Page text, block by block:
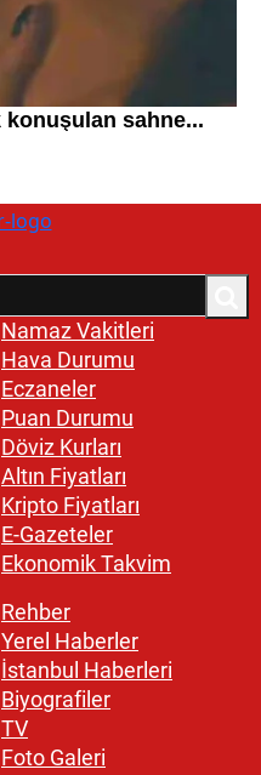
Namaz Vakitleri
Hava Durumu
Eczaneler
Puan Durumu
Döviz Kurları
Altın Fiyatları
Kripto Fiyatları
E-Gazeteler
Ekonomik Takvim
Rehber
Yerel Haberler
İstanbul Haberleri
Biyografiler
TV
Foto Galeri